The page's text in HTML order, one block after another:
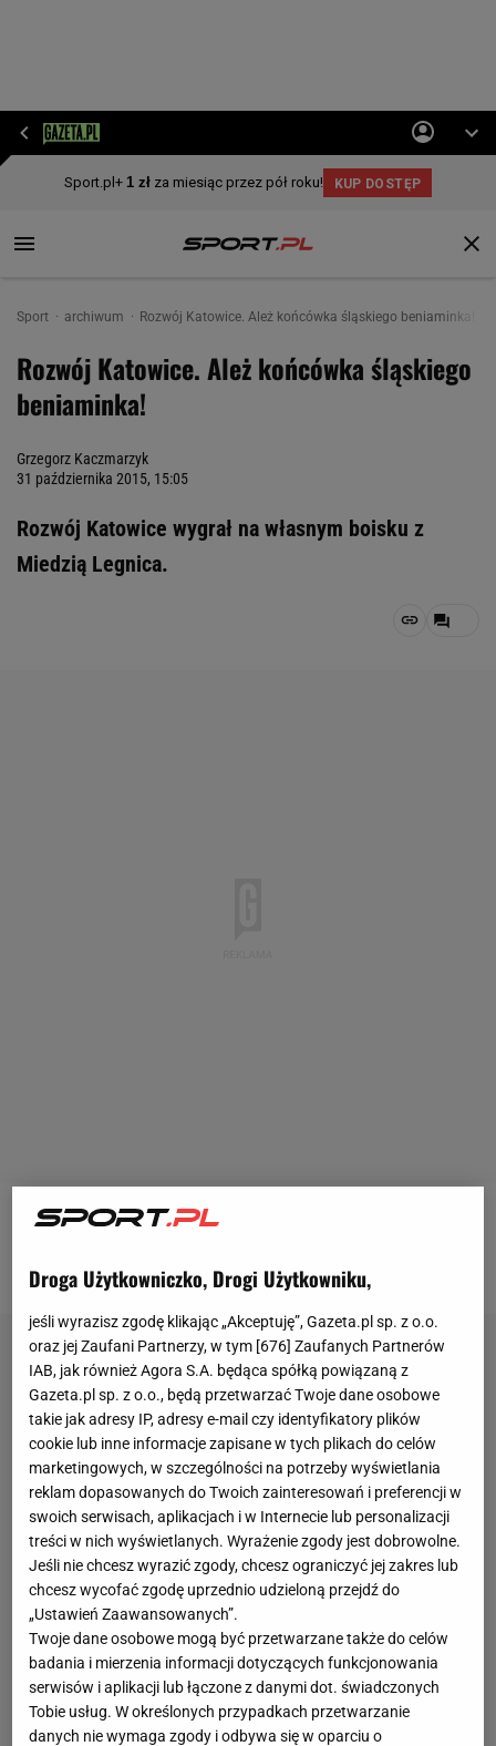
Sport archiwum Rozwój Katowice. Ależ końcówka śląskiego beniaminka!
Rozwój Katowice. Ależ końcówka śląskiego
beniaminka!
Grzegorz Kaczmarzyk
31 października 2015, 15:05
Rozwój Katowice wygrał na własnym boisku z
Miedzią Legnica.
Gorące newsy i złośliwe komentarze. Dołącz do nas
Droga Użytkowniczko, Drogi Użytkowniku,
jeśli wyrazisz zgodę klikając „Akceptuję”, Gazeta.pl sp. z o.o.
oraz jej Zaufani Partnerzy, w tym [676] Zaufanych Partnerów
IAB, jak również Agora S.A. będąca spółką powiązaną z
Gazeta.pl sp. z o.o., będą przetwarzać Twoje dane osobowe
takie jak adresy IP, adresy e-mail czy identyfikatory plików
cookie lub inne informacje zapisane w tych plikach do celów
marketingowych, w szczególności na potrzeby wyświetlania
reklam dopasowanych do Twoich zainteresowań i preferencji w
swoich serwisach, aplikacjach i w Internecie lub personalizacji
treści w nich wyświetlanych. Wyrażenie zgody jest dobrowolne.
Jeśli nie chcesz wyrazić zgody, chcesz ograniczyć jej zakres lub
chcesz wycofać zgodę uprzednio udzieloną przejdź do
„Ustawień Zaawansowanych”.
Twoje dane osobowe mogą być przetwarzane także do celów
badania i mierzenia informacji dotyczących funkcjonowania
serwisów i aplikacji lub łączone z danymi dot. świadczonych
Tobie usług. W określonych przypadkach przetwarzanie
danych nie wymaga zgody i odbywa się w oparciu o